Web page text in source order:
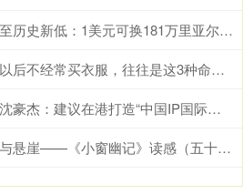
至德投资 伊朗货币汇率跌至历史新低：1美元可换181万里亚尔！伊朗上月发行1000万面值新钞
富途证券 一个女人，中年以后不经常买衣服，往往是这3种命运，很准
金来源配资 全国人大代表沈豪杰：建议在港打造“中国IP国际授权中心”
日昇配资 书文奇谭：苦海与悬崖——《小窗幽记》读感（五十四）